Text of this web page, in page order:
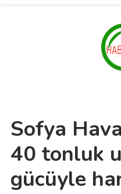
Sofya
40 tonluk
gücüyle